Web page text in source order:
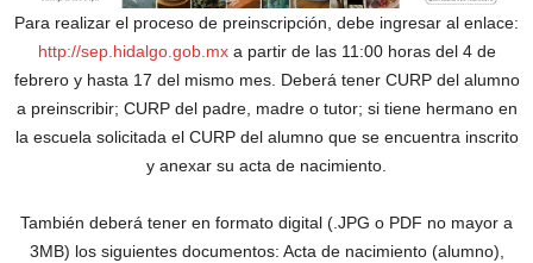
Para realizar el proceso de preinscripción, debe ingresar al enlace:
http://sep.hidalgo.gob.mxa partir de las 11:00 horas del 4 de
febrero y hasta 17 del mismo mes. Deberá tener CURP del alumno
a preinscribir; CURP del padre, madre o tutor; si tiene hermano en
la escuela solicitada el CURP del alumno que se encuentra inscrito
y anexar su acta de nacimiento.
También deberá tener en formato digital (.JPG o PDF no mayor a
3MB) los siguientes documentos: Acta de nacimiento (alumno),